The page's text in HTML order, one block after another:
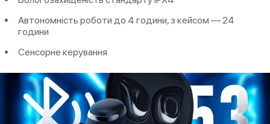
Автономність роботи до 4 години, з кейсом — 24
години
Сенсорне керування